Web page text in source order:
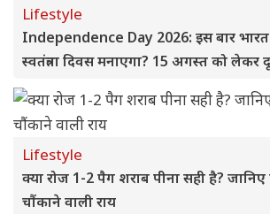
Lifestyle
Independence Day 2026: इस बार
स्वतंत्रता दिवस मनाएगा? 15 अगस्त को
Lifestyle
क्या रोज 1-2 पैग शराब पीना सही है?
चौंकाने वाली राय